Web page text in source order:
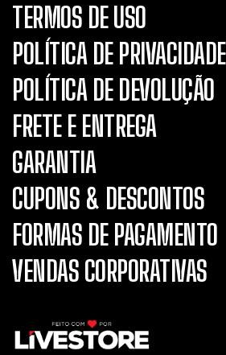
TERMOS DE USO
POLÍTICA DE PRIVACIDADE
POLÍTICA DE DEVOLUÇÃO
FRETE E ENTREGA
GARANTIA
CUPONS & DESCONTOS
FORMAS DE PAGAMENTO
VENDAS CORPORATIVAS